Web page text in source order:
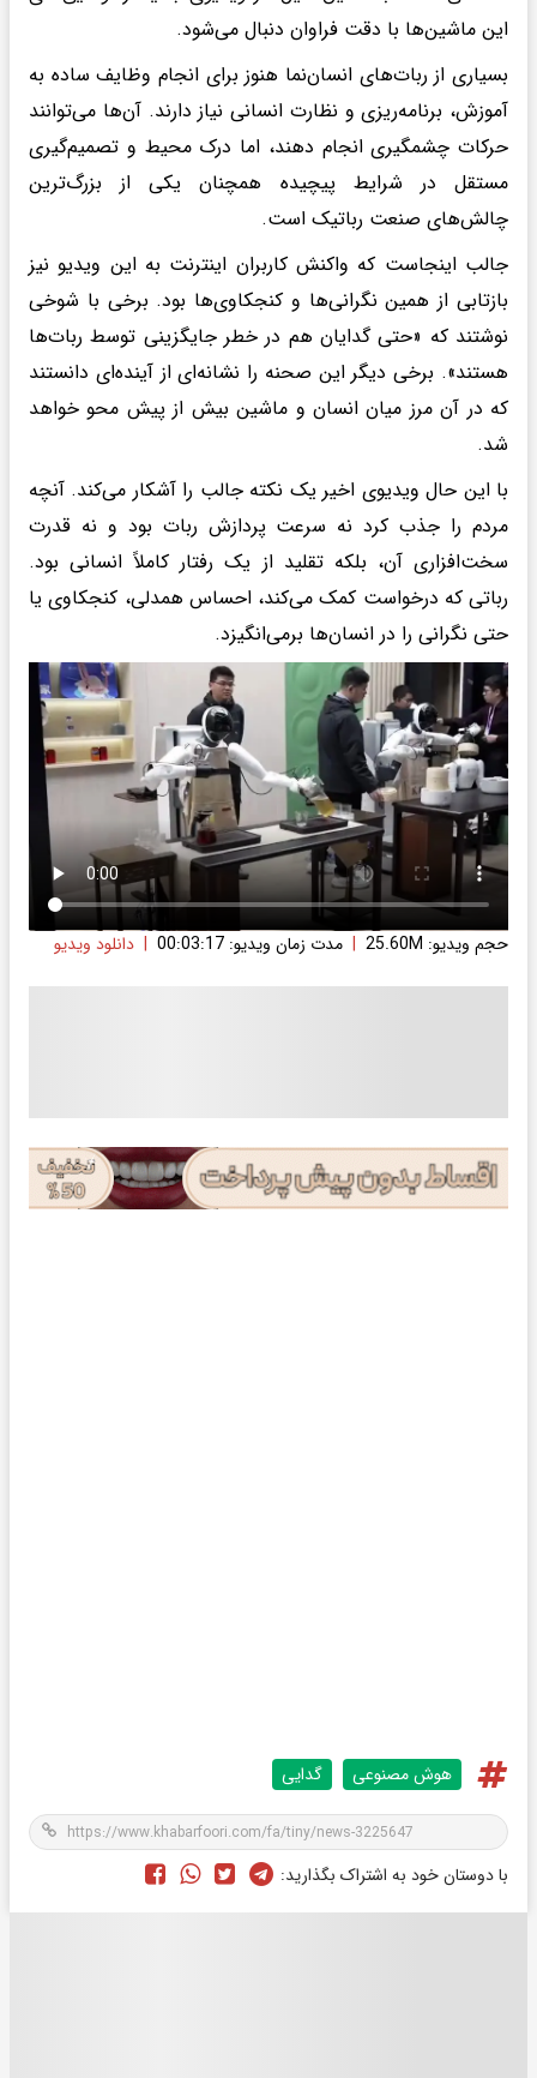
این ماشین‌ها با دقت فراوان دنبال می‌شود.
بسیاری از ربات‌های انسان‌نما هنوز برای انجام وظایف ساده به
آموزش، برنامه‌ریزی و نظارت انسانی نیاز دارند. آن‌ها می‌توانند
حرکات چشمگیری انجام دهند، اما درک محیط و تصمیم‌گیری
مستقل در شرایط پیچیده همچنان یکی از بزرگ‌ترین
چالش‌های صنعت رباتیک است.
جالب اینجاست که واکنش کاربران اینترنت به این ویدیو نیز
بازتابی از همین نگرانی‌ها و کنجکاوی‌ها بود. برخی با شوخی
نوشتند که «حتی گدایان هم در خطر جایگزینی توسط ربات‌ها
هستند». برخی دیگر این صحنه را نشانه‌ای از آینده‌ای دانستند
که در آن مرز میان انسان و ماشین بیش از پیش محو خواهد
شد.
با این حال ویدیوی اخیر یک نکته جالب را آشکار می‌کند. آنچه
مردم را جذب کرد نه سرعت پردازش ربات بود و نه قدرت
سخت‌افزاری آن، بلکه تقلید از یک رفتار کاملاً انسانی بود.
رباتی که درخواست کمک می‌کند، احساس همدلی، کنجکاوی یا
حتی نگرانی را در انسان‌ها برمی‌انگیزد.
حجم ویدیو: 25.60M | مدت زمان ویدیو: 00:03:17 | دانلود ویدیو
هوش مصنوعی گدایی
با دوستان خود به اشتراک بگذارید: